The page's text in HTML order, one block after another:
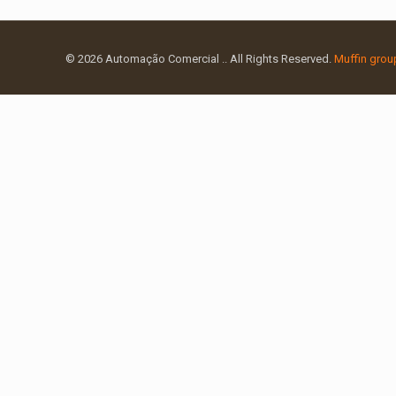
© 2026 Automação Comercial .. All Rights Reserved.Muffin